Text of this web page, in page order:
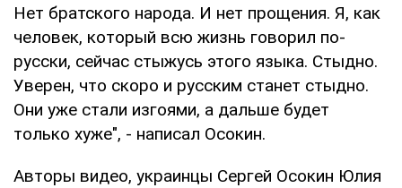
Нет братского народа. И нет прощения. Я, как
человек, который всю жизнь говорил по-
русски, сейчас стыжусь этого языка. Стыдно.
Уверен, что скоро и русским станет стыдно.
Они уже стали изгоями, а дальше будет
только хуже", - написал Осокин.
Авторы видео, украинцы Сергей Осокин Юлия